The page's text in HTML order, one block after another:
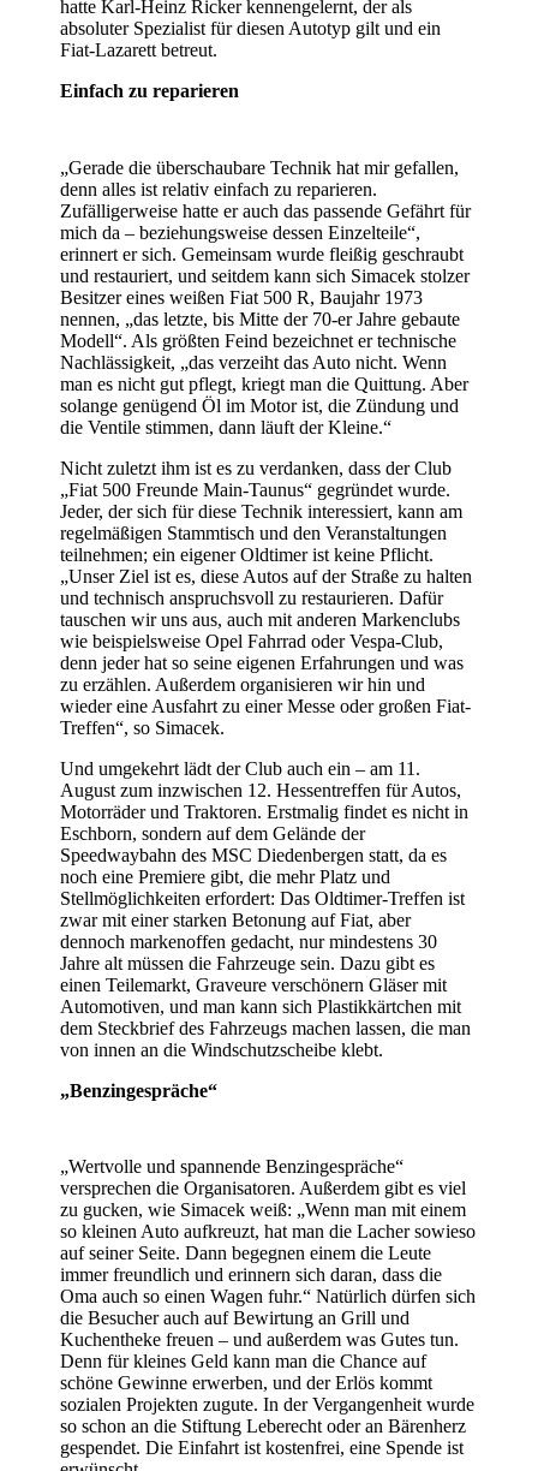
hatte Karl-Heinz Ricker kennengelernt, der als
absoluter Spezialist für diesen Autotyp gilt und ein
Fiat-Lazarett betreut.
Einfach zu reparieren
„Gerade die überschaubare Technik hat mir gefallen,
denn alles ist relativ einfach zu reparieren.
Zufälligerweise hatte er auch das passende Gefährt für
mich da – beziehungsweise dessen Einzelteile“,
erinnert er sich. Gemeinsam wurde fleißig geschraubt
und restauriert, und seitdem kann sich Simacek stolzer
Besitzer eines weißen Fiat 500 R, Baujahr 1973
nennen, „das letzte, bis Mitte der 70-er Jahre gebaute
Modell“. Als größten Feind bezeichnet er technische
Nachlässigkeit, „das verzeiht das Auto nicht. Wenn
man es nicht gut pflegt, kriegt man die Quittung. Aber
solange genügend Öl im Motor ist, die Zündung und
die Ventile stimmen, dann läuft der Kleine.“
Nicht zuletzt ihm ist es zu verdanken, dass der Club
„Fiat 500 Freunde Main-Taunus“ gegründet wurde.
Jeder, der sich für diese Technik interessiert, kann am
regelmäßigen Stammtisch und den Veranstaltungen
teilnehmen; ein eigener Oldtimer ist keine Pflicht.
„Unser Ziel ist es, diese Autos auf der Straße zu halten
und technisch anspruchsvoll zu restaurieren. Dafür
tauschen wir uns aus, auch mit anderen Markenclubs
wie beispielsweise Opel Fahrrad oder Vespa-Club,
denn jeder hat so seine eigenen Erfahrungen und was
zu erzählen. Außerdem organisieren wir hin und
wieder eine Ausfahrt zu einer Messe oder großen Fiat-
Treffen“, so Simacek.
Und umgekehrt lädt der Club auch ein – am 11.
August zum inzwischen 12. Hessentreffen für Autos,
Motorräder und Traktoren. Erstmalig findet es nicht in
Eschborn, sondern auf dem Gelände der
Speedwaybahn des MSC Diedenbergen statt, da es
noch eine Premiere gibt, die mehr Platz und
Stellmöglichkeiten erfordert: Das Oldtimer-Treffen ist
zwar mit einer starken Betonung auf Fiat, aber
dennoch markenoffen gedacht, nur mindestens 30
Jahre alt müssen die Fahrzeuge sein. Dazu gibt es
einen Teilemarkt, Graveure verschönern Gläser mit
Automotiven, und man kann sich Plastikkärtchen mit
dem Steckbrief des Fahrzeugs machen lassen, die man
von innen an die Windschutzscheibe klebt.
„Benzingespräche“
„Wertvolle und spannende Benzingespräche“
versprechen die Organisatoren. Außerdem gibt es viel
zu gucken, wie Simacek weiß: „Wenn man mit einem
so kleinen Auto aufkreuzt, hat man die Lacher sowieso
auf seiner Seite. Dann begegnen einem die Leute
immer freundlich und erinnern sich daran, dass die
Oma auch so einen Wagen fuhr.“ Natürlich dürfen sich
die Besucher auch auf Bewirtung an Grill und
Kuchentheke freuen – und außerdem was Gutes tun.
Denn für kleines Geld kann man die Chance auf
schöne Gewinne erwerben, und der Erlös kommt
sozialen Projekten zugute. In der Vergangenheit wurde
so schon an die Stiftung Leberecht oder an Bärenherz
gespendet. Die Einfahrt ist kostenfrei, eine Spende ist